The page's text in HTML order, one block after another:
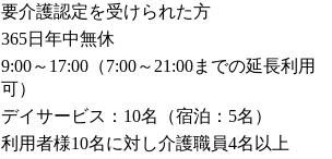
要介護認定を受けられた方
365日年中無休
9:00～17:00（7:00～21:00までの延長利用
可）
デイサービス：10名（宿泊：5名）
利用者様10名に対し介護職員4名以上